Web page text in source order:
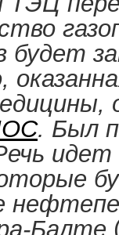
будет
. Был
Балте